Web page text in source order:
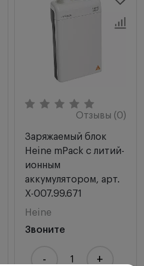
Отзывы (0)
Заряжаемый блок
Heine mPack с литий-
ионным
аккумулятором, арт.
X-007.99.671
Heine
Звоните
- +